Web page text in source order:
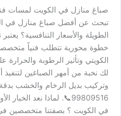
صباغ منازل في الكويت لمسات
تبحث عن أفضل صباغ منازل في
الطويلة والأسعار التنافسية؟
خطوة محورية تتطلب فنياً
الكويتي وتأثير الرطوبة والحرارة
لك نخبة من أمهر الصباغين
وتركيب بديل الرخام والخشب بدقة
99809516📞. لماذا نعد
في الكويت ؟ بصفتنا متخصصين